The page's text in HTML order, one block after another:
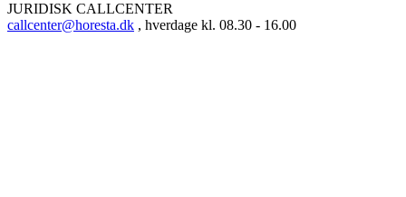
JURIDISK CALLCENTER
callcenter@horesta.dk , hverdage kl. 08.30 - 16.00